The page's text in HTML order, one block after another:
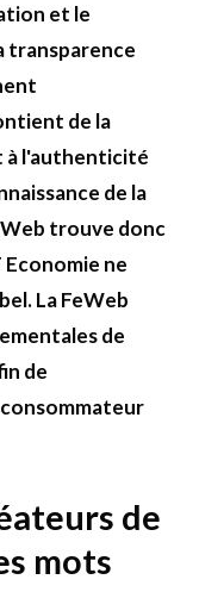
et le
transparence
de la
à l'authenticité
de la
trouve donc
ne
La FeWeb
de
de
de
mots